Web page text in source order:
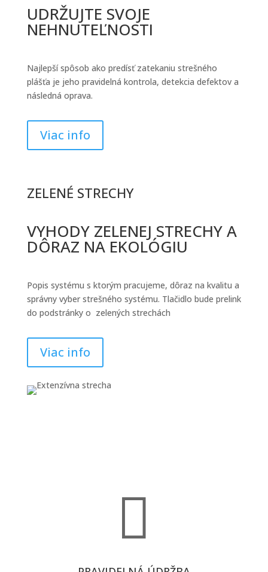
UDRŽUJTE SVOJE
NEHNUTEĽNOSTI
Najlepší spôsob ako predísť zatekaniu strešného
plášťa je jeho pravidelná kontrola, detekcia defektov a
následná oprava.
Viac info
ZELENÉ STRECHY
VYHODY ZELENEJ STRECHY A
DÔRAZ NA EKOLÓGIU
Popis systému s ktorým pracujeme, dôraz na kvalitu a
správny vyber strešného systému. Tlačidlo bude prelink
do podstránky o zelených strechách
Viac info
